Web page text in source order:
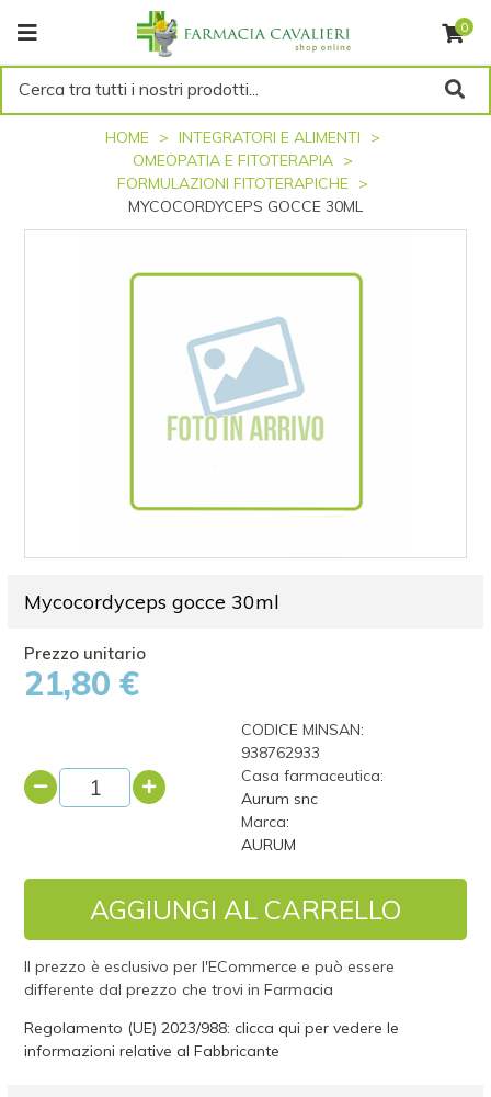
0
Cerca tra tutti i nostri prodotti...
HOME
INTEGRATORI E ALIMENTI
OMEOPATIA E FITOTERAPIA
FORMULAZIONI FITOTERAPICHE
MYCOCORDYCEPS GOCCE 30ML
Mycocordyceps gocce 30ml
21,80 €
CODICE MINSAN:
938762933
Casa farmaceutica:
Aurum snc
Marca:
AURUM
AGGIUNGI AL CARRELLO
Il prezzo è esclusivo per l'ECommerce e può essere
differente dal prezzo che trovi in Farmacia
Regolamento (UE) 2023/988: clicca qui per vedere le
informazioni relative al Fabbricante